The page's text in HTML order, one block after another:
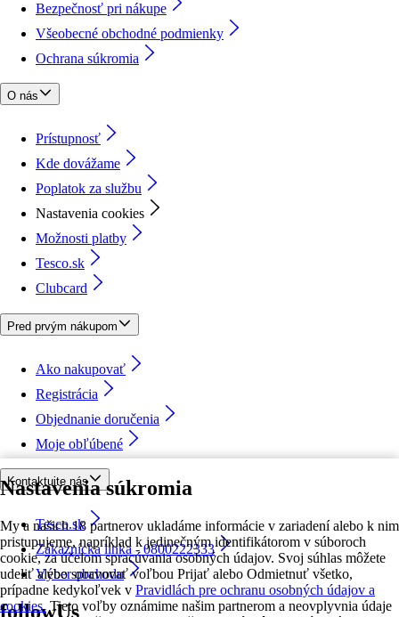
Nastavenia súkromia
My a našich 18 partnerov ukladáme informácie v zariadení alebo k nim
pristupujeme, napríklad k jedinečným identifikátorom v súboroch
cookie, za účelom spracúvania osobných údajov. Svoj súhlas môžete
udeliť alebo spravovať voľbou Prijať alebo Odmietnuť všetko,
prípadne kedykoľvek v Pravidlách pre ochranu osobných údajov a
cookies. Tieto voľby oznámime našim partnerom a neovplyvnia údaje
Bezpečnosť pri nákupe
Všeobecné obchodné podmienky
Ochrana súkromia
O nás
Prístupnosť
Kde dovážame
Poplatok za službu
Nastavenia cookies
Možnosti platby
Tesco.sk
Clubcard
Pred prvým nákupom
Ako nakupovať
Registrácia
Objednanie doručenia
Moje obľúbené
Kontaktujte nás
Tesco.sk
Zákaznícka linka - 0800222333
Výber obchodu
followUs